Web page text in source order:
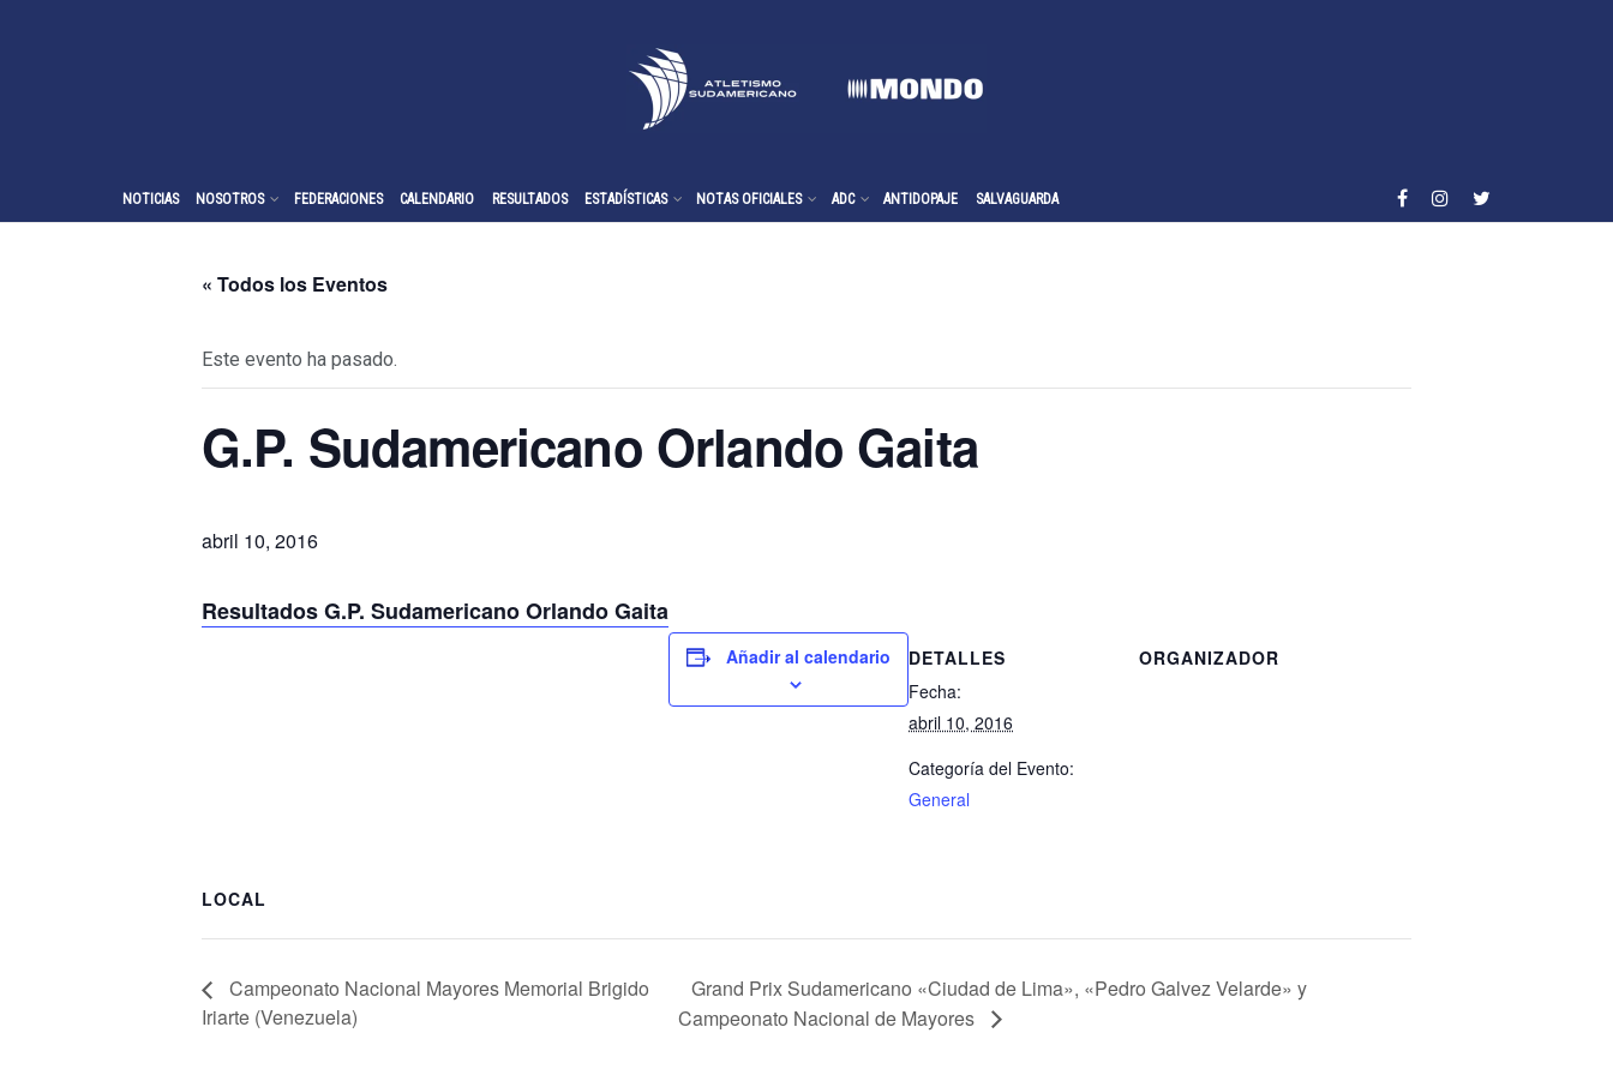
NOTICIAS NOSOTROS FEDERACIONES CALENDARIO RESULTADOS ESTADÍSTICAS NOTAS OFICIALES ADC ANTIDOPAJE SALVAGUARDA
« Todos los Eventos
Este evento ha pasado.
G.P. Sudamericano Orlando Gaita
abril 10, 2016
Resultados G.P. Sudamericano Orlando Gaita
Añadir al calendario
DETALLES
Fecha:
abril 10, 2016
Categoría del Evento:
General
ORGANIZADOR
LOCAL
Campeonato Nacional Mayores Memorial Brigido
Iriarte (Venezuela)
Grand Prix Sudamericano «Ciudad de Lima», «Pedro Galvez Velarde» y
Campeonato Nacional de Mayores